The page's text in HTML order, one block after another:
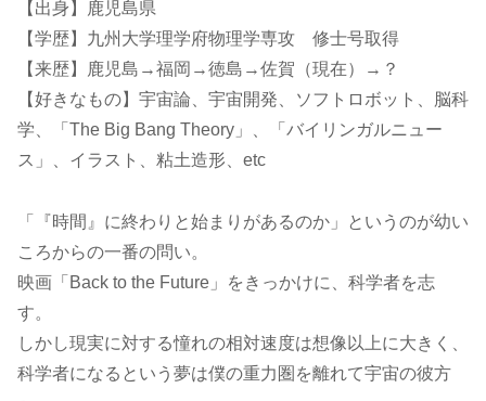
【出身】鹿児島県
【学歴】九州大学理学府物理学専攻 修士号取得
【来歴】鹿児島→福岡→徳島→佐賀（現在）→？
【好きなもの】宇宙論、宇宙開発、ソフトロボット、脳科
学、「The Big Bang Theory」、「バイリンガルニュー
ス」、イラスト、粘土造形、etc
「『時間』に終わりと始まりがあるのか」というのが幼い
ころからの一番の問い。
映画「Back to the Future」をきっかけに、科学者を志
す。
しかし現実に対する憧れの相対速度は想像以上に大きく、
科学者になるという夢は僕の重力圏を離れて宇宙の彼方